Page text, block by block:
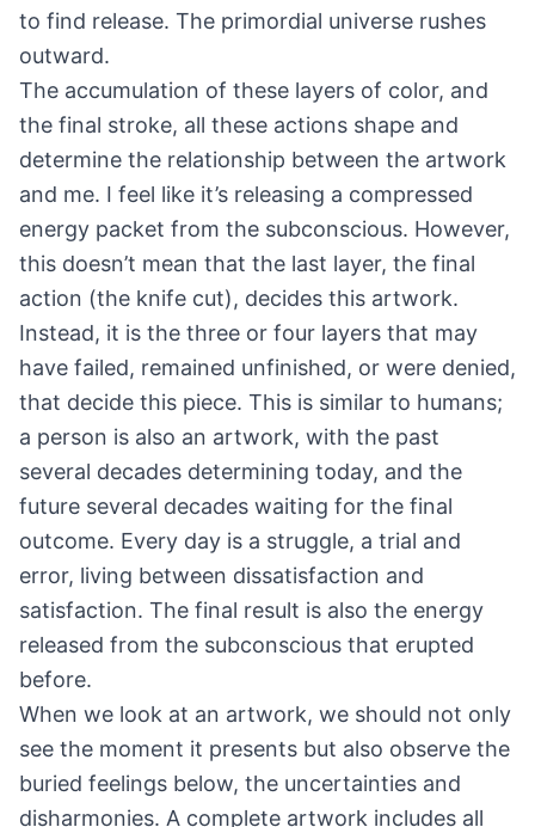
to find release. The primordial universe rushes
outward.
The accumulation of these layers of color, and
the final stroke, all these actions shape and
determine the relationship between the artwork
and me. I feel like it’s releasing a compressed
energy packet from the subconscious. However,
this doesn’t mean that the last layer, the final
action (the knife cut), decides this artwork.
Instead, it is the three or four layers that may
have failed, remained unfinished, or were denied,
that decide this piece. This is similar to humans;
a person is also an artwork, with the past
several decades determining today, and the
future several decades waiting for the final
outcome. Every day is a struggle, a trial and
error, living between dissatisfaction and
satisfaction. The final result is also the energy
released from the subconscious that erupted
before.
When we look at an artwork, we should not only
see the moment it presents but also observe the
buried feelings below, the uncertainties and
disharmonies. A complete artwork includes all